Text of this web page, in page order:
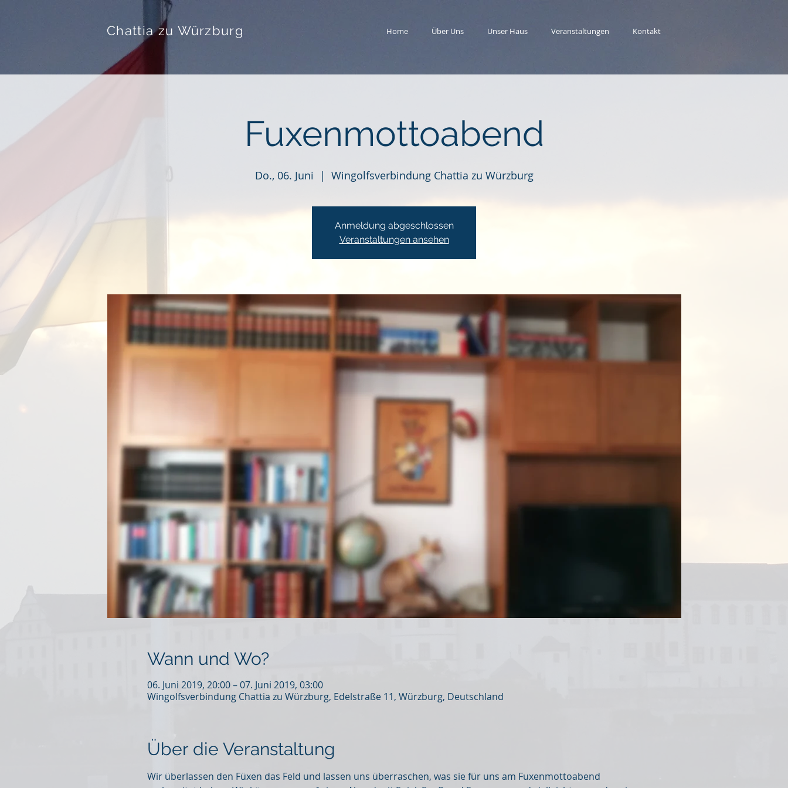
Chattia zu Würzburg Home Über Uns Unser Haus Veranstaltungen Kontakt
Fuxenmottoabend
Do., 06. Juni
  |
Wingolfsverbindung Chattia zu Würzburg
Anmeldung abgeschlossen
Veranstaltungen ansehen
Wann und Wo?
06. Juni 2019, 20:00 – 07. Juni 2019, 03:00
Wingolfsverbindung Chattia zu Würzburg, Edelstraße 11, Würzburg, Deutschland
Über die Veranstaltung
Wir überlassen den Füxen das Feld und lassen uns überraschen, was sie für uns am Fuxenmottoabend